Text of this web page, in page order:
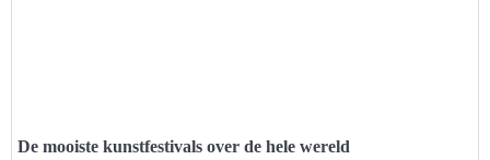
De mooiste kunstfestivals over de hele wereld